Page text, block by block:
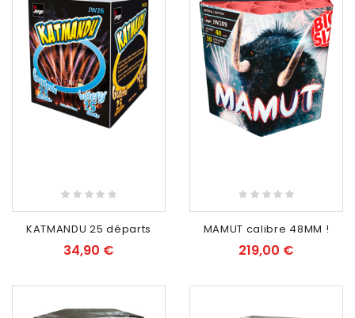
RUPTURE DE STOCK
KATMANDU 25 départs
34,90 €
MAMUT calibre 48MM !
219,00 €